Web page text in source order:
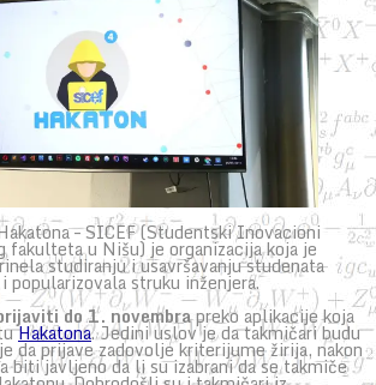
– SICEF (Studentski Inovacioni
fakulteta u Nišu) je organizacija koja je
studiranju i usavršavanju studenata
struku inženjera.
do 1. novembrapreko aplikacije koja
Hakatona. Jedini uslov je da takmičari budu
da prijave zadovolje kriterijume žirija, nakon
biti javljeno da li su izabrani da se takmiče